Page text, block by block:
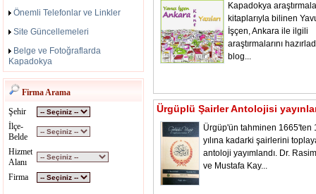
Önemli Telefonlar ve Linkler
Site Güncellemeleri
Belge ve Fotoğraflarda
Kapadokya
Firma Arama
Şehir
İlçe-
Belde
Hizmet
Alanı
Firma
Kapadokya
kitaplarıyla bilinen
İşçen, Ankara ile ilgili
araştırmalarını
blog...
Ürgüplü Şairler Antolojisi
Ürgüp'ün tahminen 1665'ten
yılına kadarki şairlerini
antoloji yayımlandı. Dr.
ve Mustafa Kay...